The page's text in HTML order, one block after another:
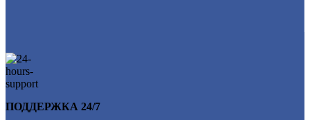
ПОДДЕРЖКА 24/7